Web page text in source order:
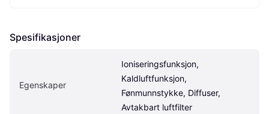
Spesifikasjoner
Egenskaper
Ioniseringsfunksjon,
Kaldluftfunksjon,
Fønmunnstykke, Diffuser,
Avtakbart luftfilter